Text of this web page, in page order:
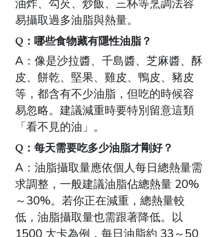
油炸、勾芡、炒飯、三杯等烹調法容
易攝取過多油脂與熱量。
Q：哪些食物藏有隱性油脂？
A：像是沙拉醬、千島醬、芝麻醬、酥
皮、餅乾、堅果、雞皮、鴨皮、豬皮
等，都含有不少油脂，但吃的時候容
易忽略。建議減重時要特別留意這類
「看不見的油」。
Q：每天需要吃多少油脂才剛好？
A：油脂攝取量應依個人每日總熱量需
求調整，一般建議油脂佔總熱量 20%
～30%。若你正在減重，總熱量較
低，油脂攝取量也需跟著降低。以
1500 大卡為例，每日油脂約 33～50